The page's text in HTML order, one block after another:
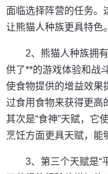
面临选择阵营的任务。
让熊猫人种族更具特色。
2、熊猫人种族拥
供了**的游戏体验和战
使食物提供的增益效果
过食用食物来获得更高
其次是“食神”天赋，它
烹饪方面更具天赋，能
3、第三个天赋是“